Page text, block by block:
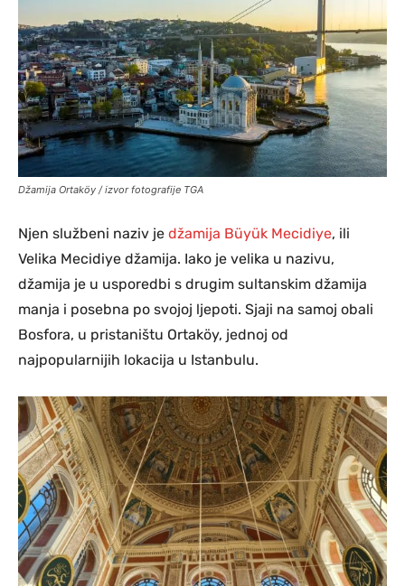
Džamija Ortaköy / izvor fotografije TGA
Njen službeni naziv je džamija Büyük Mecidiye, ili
Velika Mecidiye džamija. Iako je velika u nazivu,
džamija je u usporedbi s drugim sultanskim džamija
manja i posebna po svojoj ljepoti. Sjaji na samoj obali
Bosfora, u pristaništu Ortaköy, jednoj od
najpopularnijih lokacija u Istanbulu.